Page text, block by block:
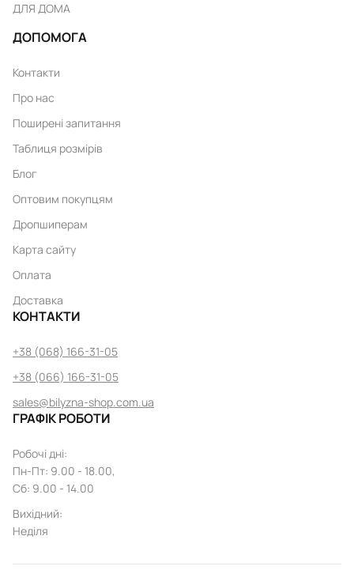
ДЛЯ ДОМА
ДОПОМОГА
Контакти
Про нас
Поширені запитання
Таблиця розмірів
Блог
Оптовим покупцям
Дропшиперам
Карта сайту
Оплата
Доставка
КОНТАКТИ
+38 (068) 166-31-05
+38 (066) 166-31-05
sales@bilyzna-shop.com.ua
ГРАФІК РОБОТИ
Робочі дні:
Пн-Пт: 9.00 - 18.00,
Сб: 9.00 - 14.00
Вихідний:
Неділя